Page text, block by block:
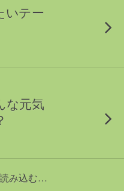
いテー
な元気
み込む…